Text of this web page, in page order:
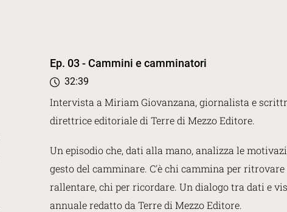
Ep. 03 - Cammini e camminatori
32:39
Intervista a Miriam Giovanzana, giornalista e
direttrice editoriale di Terre di Mezzo Editore.
Un episodio che, dati alla mano, analizza le
gesto del camminare. C'è chi cammina per ritrovare
rallentare, chi per ricordare. Un dialogo tra dati e
annuale redatto da Terre di Mezzo Editore.